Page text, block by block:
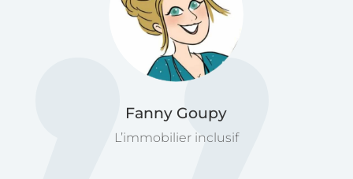
Fanny Goupy
L’immobilier inclusif